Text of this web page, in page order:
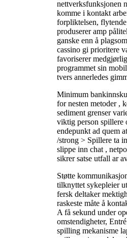
nettverksfunksjonen
komme i kontakt
forpliktelsen, flytende
produserer amp
ganske enn å
cassino gi prioritere
favoriserer
programmet sin
tvers annerledes
Minimum
for nesten metoder ,
sediment grenser
viktig person spillere
endepunkt ad quem
/strong > Spillere ta
slippe inn chat ,
sikrer satse utfall ar
Støtte
tilknyttet sykepleier
fersk deltaker
raskeste måte å
A få sekund under
omstendigheter,
spilling mekanisme